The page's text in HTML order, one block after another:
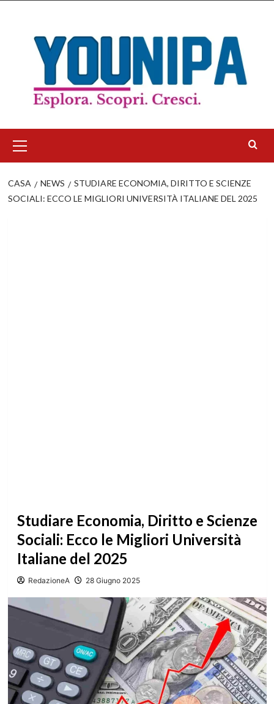
contenuto
principale
CASA NEWS
STUDIARE ECONOMIA, DIRITTO E SCIENZE
SOCIALI: ECCO LE MIGLIORI UNIVERSITÀ ITALIANE DEL 2025
Studiare Economia, Diritto e Scienze
Sociali: Ecco le Migliori Università
Italiane del 2025
RedazioneA 28 Giugno 2025